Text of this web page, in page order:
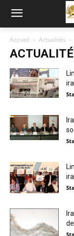
Accueil Actualités